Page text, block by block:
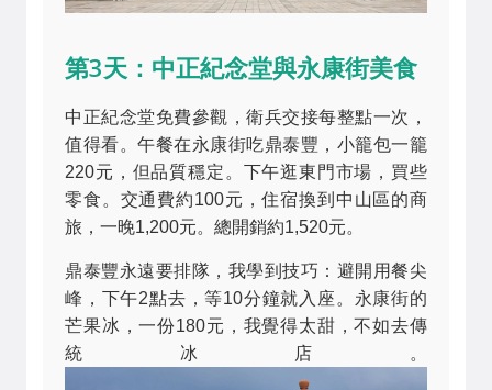
第3天：中正紀念堂與永康街美食
中正紀念堂免費參觀，衛兵交接每整點一次，
值得看。午餐在永康街吃鼎泰豐，小籠包一籠
220元，但品質穩定。下午逛東門市場，買些
零食。交通費約100元，住宿換到中山區的商
旅，一晚1,200元。總開銷約1,520元。
鼎泰豐永遠要排隊，我學到技巧：避開用餐尖
峰，下午2點去，等10分鐘就入座。永康街的
芒果冰，一份180元，我覺得太甜，不如去傳
統冰店。